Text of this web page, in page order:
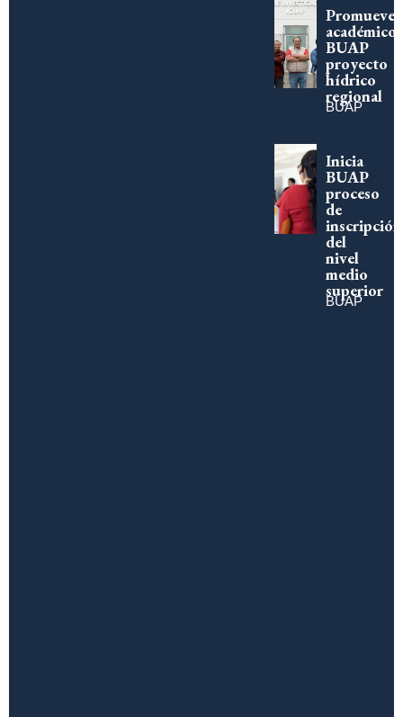
Promueve
académico
BUAP
proyecto
hídrico
regional
BUAP
Inicia
BUAP
proceso
de
inscripción
del
nivel
medio
superior
BUAP